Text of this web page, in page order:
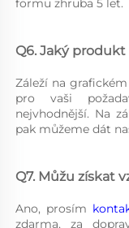
formu zhruba 5 let.
Q6. Jaký
Záleží na
pro vaši
nejvhodnější. Na
pak můžeme dát
Q7. Můžu získat
Ano, prosím
zdarma, za